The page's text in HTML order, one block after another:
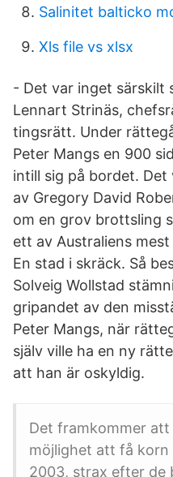
Salinitet balticko
Xls file vs xlsx
- Det var inget särskilt
Lennart Strinäs,
tingsrätt. Under
Peter Mangs en 900
intill sig på bordet. Det
av Gregory David
om en grov brottsling
ett av Australiens
En stad i skräck. Så
Solveig Wollstad
gripandet av den
Peter Mangs, när
själv ville ha en ny
att han är oskyldig.
Det framkommer
möjlighet att få korn
2003, strax efter de